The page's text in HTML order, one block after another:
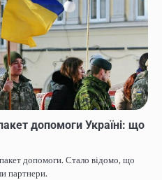
допомоги Україні: що
допомоги. Стало відомо, що
партнери.